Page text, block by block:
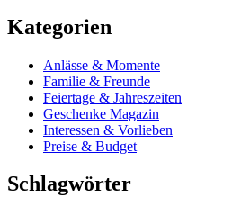
Kategorien
Anlässe & Momente
Familie & Freunde
Feiertage & Jahreszeiten
Geschenke Magazin
Interessen & Vorlieben
Preise & Budget
Schlagwörter